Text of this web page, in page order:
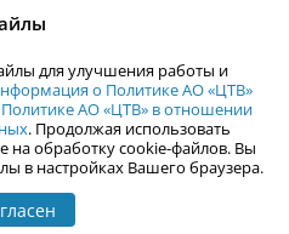
обращайтесь по тел.
в разделе «Афиша»
использование сайта
персональных данных
для улучшения работы и
о Политике АО «ЦТВ»
АО «ЦТВ» в отношении
. Продолжая использовать
на обработку cookie-файлов. Вы
в настройках Вашего браузера.